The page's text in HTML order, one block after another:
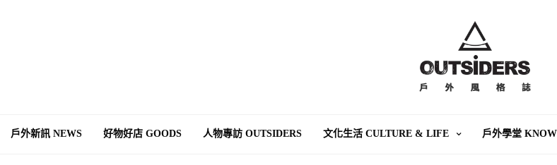
戶外新訊 NEWS 好物好店 GOODS 人物專訪 OUTSIDERS 文化生活 CULTURE & LIFE 戶外學堂